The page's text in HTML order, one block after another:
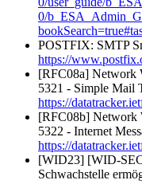
0/
POSTFIX: SMTP
https://
[RFC08a] Network
5321 - Simple Mail
https://
[RFC08b] Network
5322 - Internet
https://
[WID23] [WID-
Schwachstelle